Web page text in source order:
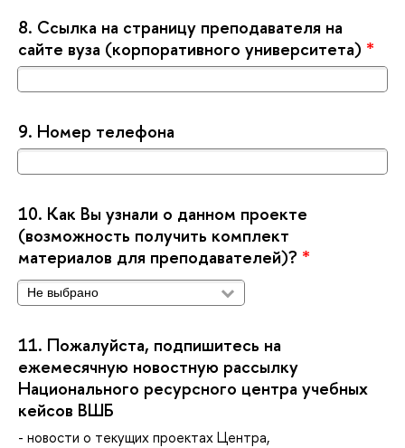
8. Ссылка на страницу преподавателя на
сайте вуза (корпоративного университета) *
9. Номер телефона
10. Как Вы узнали о данном проекте
(возможность получить комплект
материалов для преподавателей)? *
11. Пожалуйста, подпишитесь на
ежемесячную новостную рассылку
Национального ресурсного центра учебных
кейсов ВШБ
- новости о текущих проектах Центра,